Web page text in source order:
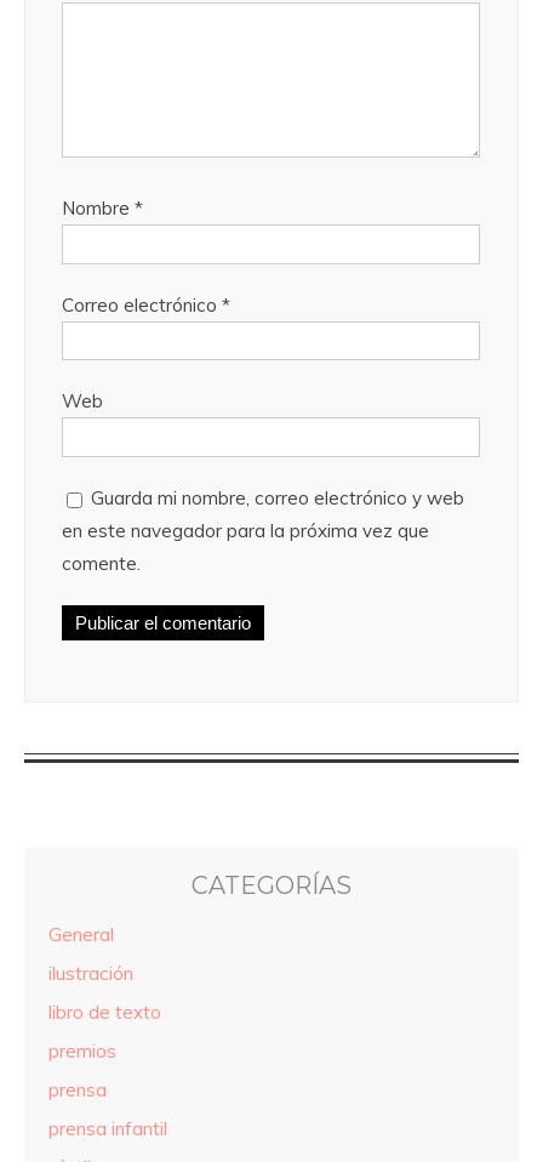
Nombre *
Correo electrónico *
Web
Guarda mi nombre, correo electrónico y web
en este navegador para la próxima vez que
comente.
CATEGORÍAS
General
ilustración
libro de texto
premios
prensa
prensa infantil